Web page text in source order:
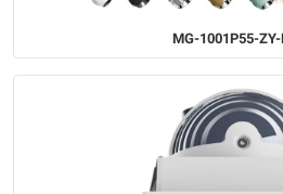
MG-1001P55-ZY-